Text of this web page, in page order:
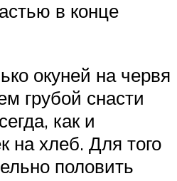
в конце
окуней на червя
грубой снасти
как и
на хлеб. Для того
половить